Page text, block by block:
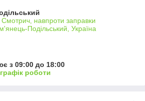
навпроти заправки
Подільський, Україна
з 09:00 до 18:00
роботи